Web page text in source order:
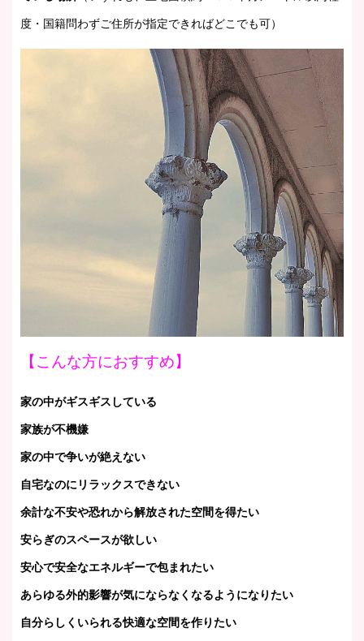
度・国籍問わずご住所が指定できればどこでも可）
【こんな方におすすめ】
家の中がギスギスしている
家族が不機嫌
家の中で争いが絶えない
自宅なのにリラックスできない
余計な不安や恐れから解放された空間を得たい
安らぎのスペースが欲しい
安心で安全なエネルギーで包まれたい
あらゆる外的影響が気にならなくなるようになりたい
自分らしくいられる快適な空間を作りたい